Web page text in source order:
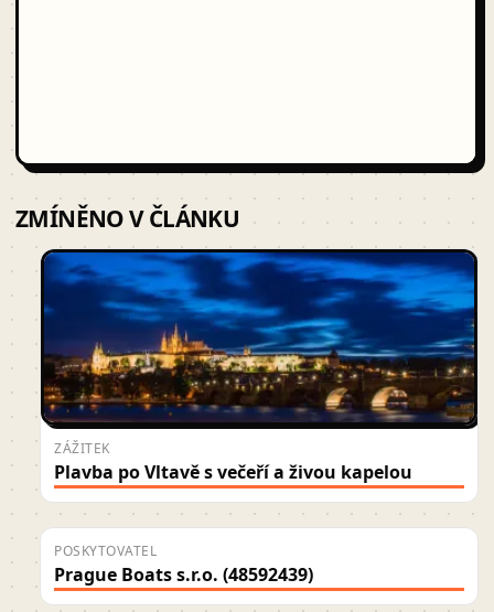
ZMÍNĚNO V ČLÁNKU
ZÁŽITEK
Plavba po Vltavě s večeří a živou kapelou
POSKYTOVATEL
Prague Boats s.r.o. (48592439)